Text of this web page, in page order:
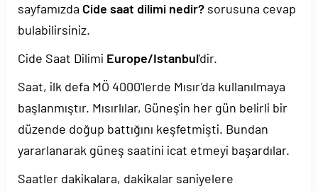
sayfamızda Cide saat dilimi nedir? sorusuna cevap
bulabilirsiniz.
Cide Saat Dilimi Europe/Istanbul'dir.
Saat, ilk defa MÖ 4000'lerde Mısır'da kullanılmaya
başlanmıştır. Mısırlılar, Güneş'in her gün belirli bir
düzende doğup battığını keşfetmişti. Bundan
yararlanarak güneş saatini icat etmeyi başardılar.
Saatler dakikalara, dakikalar saniyelere